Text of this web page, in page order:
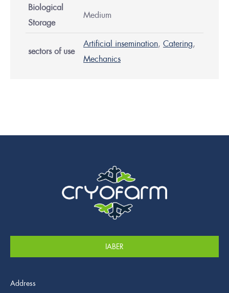
Biological
Storage
Medium
sectors of use
Artificial insemination, Catering,
Mechanics
IABER
Address